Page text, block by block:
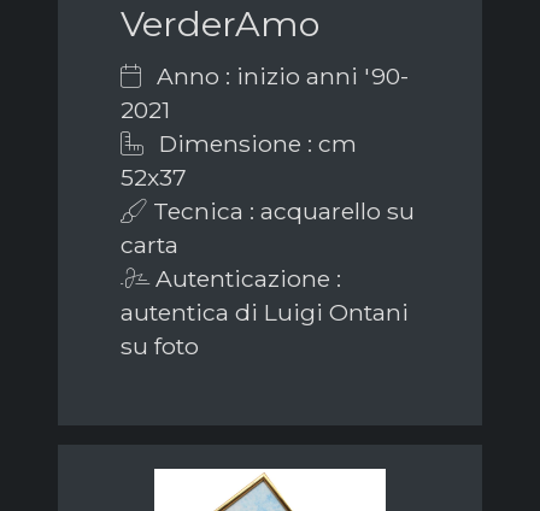
VerderAmo
Anno : inizio anni '90-
2021
Dimensione : cm
52x37
Tecnica : acquarello su
carta
Autenticazione :
autentica di Luigi Ontani
su foto